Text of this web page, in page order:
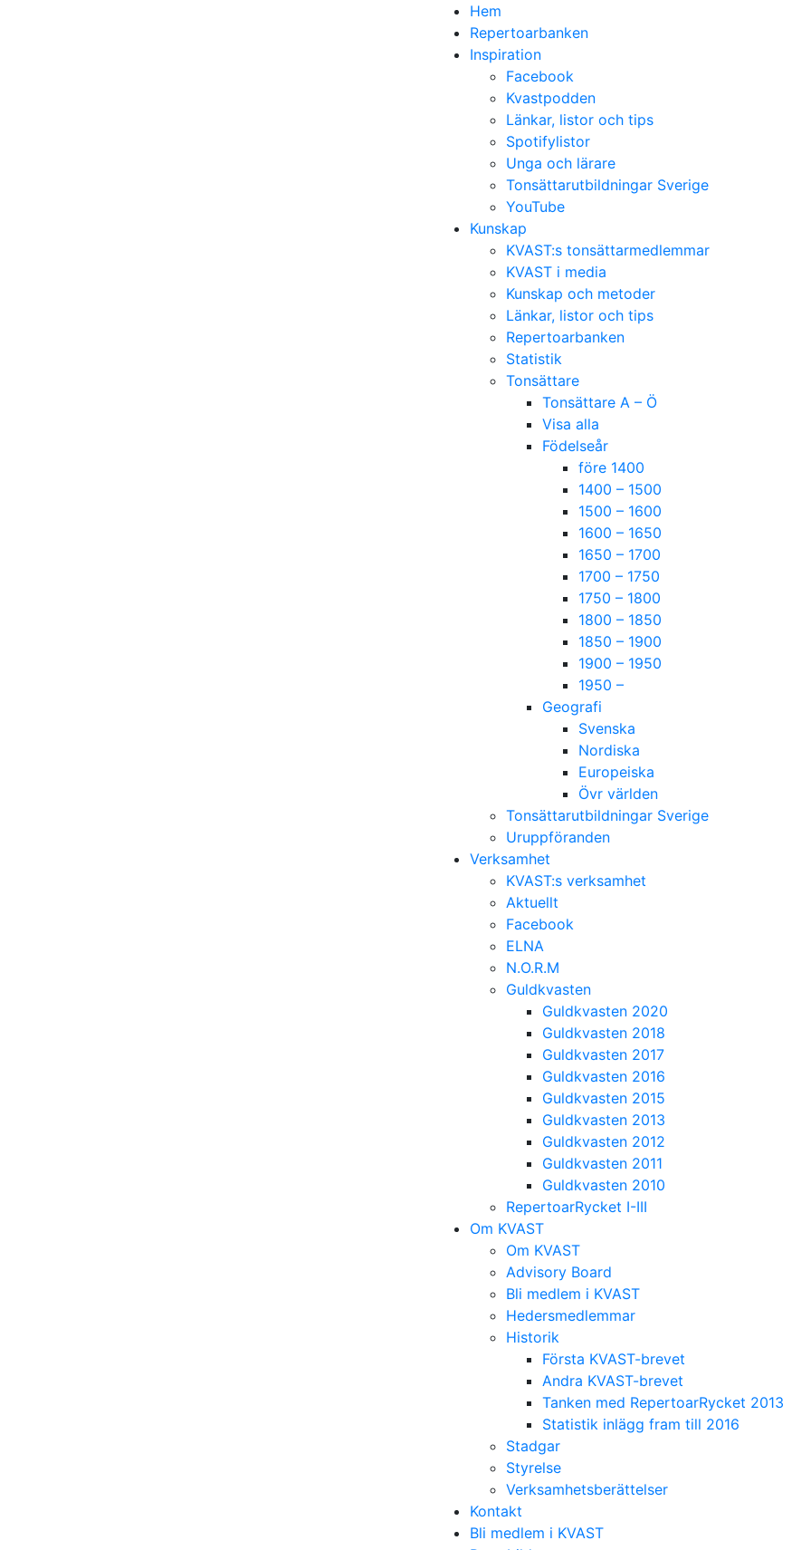
Hem
Repertoarbanken
Inspiration
Facebook
Kvastpodden
Länkar, listor och tips
Spotifylistor
Unga och lärare
Tonsättarutbildningar Sverige
YouTube
Kunskap
KVAST:s tonsättarmedlemmar
KVAST i media
Kunskap och metoder
Länkar, listor och tips
Repertoarbanken
Statistik
Tonsättare
Tonsättare A – Ö
Visa alla
Födelseår
före 1400
1400 – 1500
1500 – 1600
1600 – 1650
1650 – 1700
1700 – 1750
1750 – 1800
1800 – 1850
1850 – 1900
1900 – 1950
1950 –
Geografi
Svenska
Nordiska
Europeiska
Övr världen
Tonsättarutbildningar Sverige
Uruppföranden
Verksamhet
KVAST:s verksamhet
Aktuellt
Facebook
ELNA
N.O.R.M
Guldkvasten
Guldkvasten 2020
Guldkvasten 2018
Guldkvasten 2017
Guldkvasten 2016
Guldkvasten 2015
Guldkvasten 2013
Guldkvasten 2012
Guldkvasten 2011
Guldkvasten 2010
RepertoarRycket I-III
Om KVAST
Om KVAST
Advisory Board
Bli medlem i KVAST
Hedersmedlemmar
Historik
Första KVAST-brevet
Andra KVAST-brevet
Tanken med RepertoarRycket 2013
Statistik inlägg fram till 2016
Stadgar
Styrelse
Verksamhetsberättelser
Kontakt
Bli medlem i KVAST